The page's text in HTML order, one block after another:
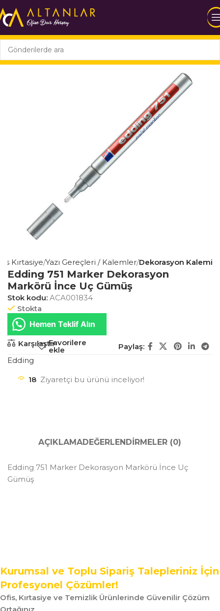
Kırtasiye Yazı Gereçleri / Kalemler Dekorasyon Kalemi
Edding 751 Marker Dekorasyon
Markörü İnce Uç Gümüş
Stok kodu: ACA001834
Stokta
Hemen Teklif Alın
KarşılaştırFavorilere
ekle
Paylaş:
Edding
18 Ziyaretçi bu ürünü inceliyor!
AÇIKLAMADEĞERLENDIRMELER (0)
Edding 751 Marker Dekorasyon Markörü İnce Uç
Gümüş
Kurumsal ve Toplu Sipariş Talepleriniz İçin
Profesyonel Çözümler!
Ofis, Kırtasiye ve Temizlik Ürünlerinde Güvenilir Çözüm